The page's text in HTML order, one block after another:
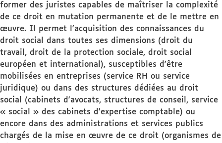
former des juristes capables de maîtriser la complexité
de ce droit en mutation permanente et de le mettre en
œuvre. Il permet l'acquisition des connaissances du
droit social dans toutes ses dimensions (droit du
travail, droit de la protection sociale, droit social
européen et international), susceptibles d'être
mobilisées en entreprises (service RH ou service
juridique) ou dans des structures dédiées au droit
social (cabinets d'avocats, structures de conseil, service
« social » des cabinets d'expertise comptable) ou
encore dans des administrations et services publics
chargés de la mise en œuvre de ce droit (organismes de